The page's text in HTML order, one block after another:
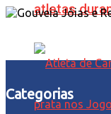
atletas
Categorias